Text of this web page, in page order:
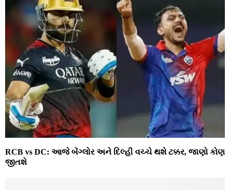
RCB vs DC: આજે બેંગ્લોર અને દિલ્હી વચ્ચે થશે ટક્કર, જાણો કોણ
જીતશે